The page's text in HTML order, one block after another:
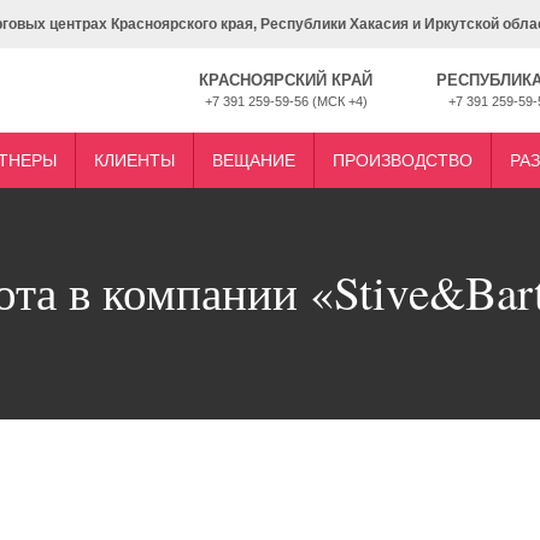
центрах Красноярского края, Республики Хакасия и Иркутской
КРАСНОЯРСКИЙ КРАЙ
+7 391 259-59-56 (МСК +4) +7 391 259-
КЛИЕНТЫ ВЕЩАНИЕ ПРОИЗВОДСТВО
в компании